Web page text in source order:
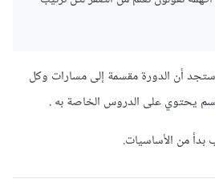
أن الدورة مقسمة إلى مسارات وكل
يحتوي على الدروس الخاصة به .
بدأ من الأساسيات.